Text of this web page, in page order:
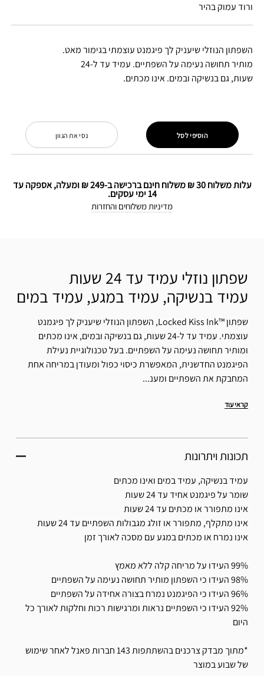
השפתון הנוזלי שיעניק לך פיגמנט עוצמתי בגימור מאט.
מותיר תחושה נעימה על השפתיים. עמיד עד ל-24
שעות, גם בנשיקה ובמים. אינו מכתים.
ורוד עמוק בהיר
נסי את הגוון הוסיפי לסל
עלות משלוח 30 ₪ משלוח חינם ברכישה ב-249 ₪ ומעלה, אספקה עד
14 ימי עסקים.
מדיניות משלוחים והחזרות
שפתון נוזלי עמיד עד 24 שעות
עמיד בנשיקה, עמיד במגע, עמיד במים
שפתון ™Locked Kiss Ink, השפתון הנוזלי שיעניק לך פיגמנט
עוצמתי. עמיד עד ל-24 שעות, גם בנשיקה ובמים, אינו מכתים
ומותיר תחושה נעימה על השפתיים. בעל טכנולוגיית נעילת
הפיגמנט החדשנית, המאפשרת כיסוי כפול ומעודן במריחה אחת
המחבקת את השפתיים ומענ...
קראי עוד
תכונות ויתרונות
עמיד בנשיקה, עמיד במים ואינו מכתים
שומר על פיגמנט אחיד עד 24 שעות
אינו מתפורר או מכתים עד 24 שעות
אינו מתקלף, מתפורר או זולג מגבולות השפתיים עד 24 שעות
אינו נמרח או מכתים במגע עם מסכה לאורך זמן
99% העידו על מריחה קלה ללא מאמץ
98% העידו כי השפתון מותיר תחושה נעימה על השפתיים
96% העידו כי הפיגמנט נמרח בצורה אחידה על השפתיים
92% העידו כי השפתיים נראות ומרגישות רכות וחלקות לאורך כל
היום
*מתוך מבדק צרכנים בהשתתפות 143 חברות פאנל לאחר שימוש
של שבוע במוצר